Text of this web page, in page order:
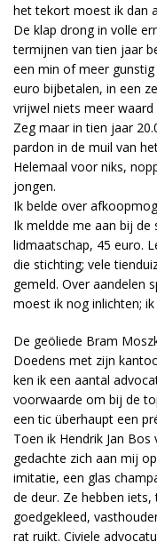
het tekort moest ik dan
De klap drong in volle
termijnen van tien jaar
een min of meer
euro bijbetalen, in een
vrijwel niets meer
Zeg maar in tien jaar
pardon in de muil van
Helemaal voor niks,
jongen.
Ik belde over
Ik meldde me aan bij de
lidmaatschap, 45 euro.
die stichting; vele
gemeld. Over aandelen
moest ik nog inlichten;
De geöliede Bram
Doedens met zijn
ken ik een aantal
voorwaarde om bij de
een tic überhaupt een
Toen ik Hendrik Jan
gedachte zich aan mij
imitatie, een glas
de deur. Ze hebben
goedgekleed,
rat ruikt. Civiele